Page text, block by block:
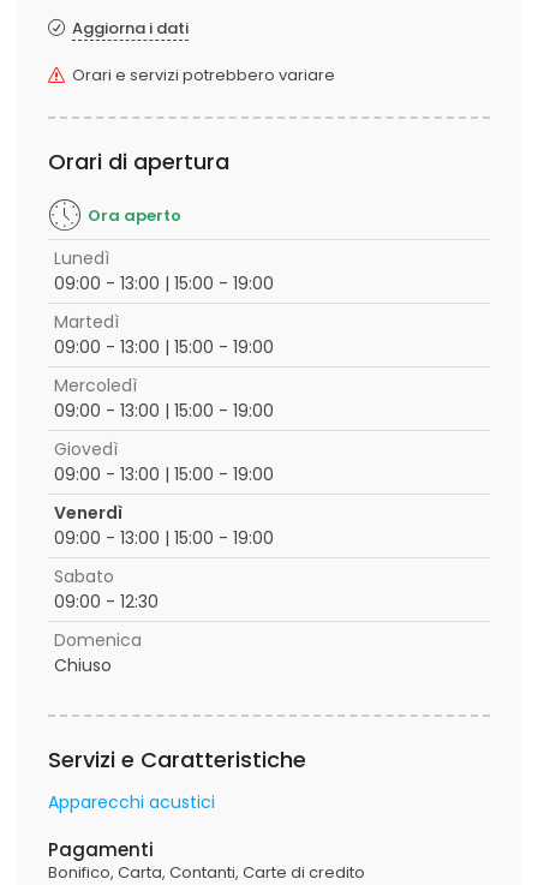
Aggiorna i dati
Orari e servizi potrebbero variare
Orari di apertura
Ora aperto
Lunedì
09:00 - 13:00 | 15:00 - 19:00
Martedì
09:00 - 13:00 | 15:00 - 19:00
Mercoledì
09:00 - 13:00 | 15:00 - 19:00
Giovedì
09:00 - 13:00 | 15:00 - 19:00
Venerdì
09:00 - 13:00 | 15:00 - 19:00
Sabato
09:00 - 12:30
Domenica
Chiuso
Servizi e Caratteristiche
Apparecchi acustici
Pagamenti
Bonifico Carta Contanti Carte di credito